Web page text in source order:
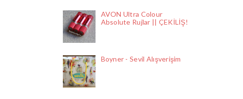
AVON Ultra Colour
Absolute Rujlar || ÇEKİLİŞ!
Boyner - Sevil Alışverişim